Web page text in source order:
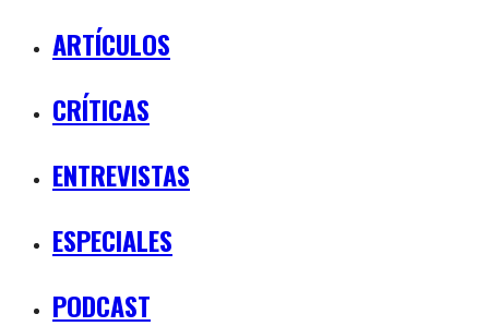
ARTÍCULOS
CRÍTICAS
ENTREVISTAS
ESPECIALES
PODCAST